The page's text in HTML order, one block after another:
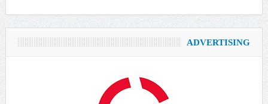
ADVERTISING